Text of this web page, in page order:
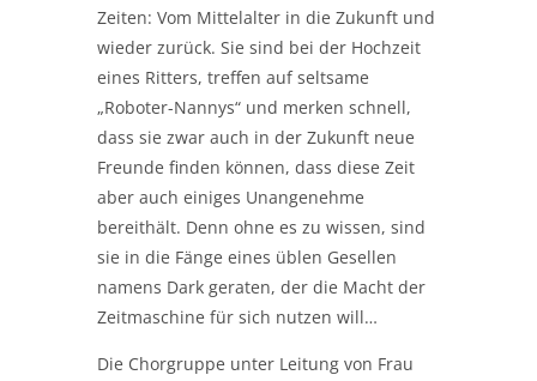
Zeiten: Vom Mittelalter in die Zukunft und
wieder zurück. Sie sind bei der Hochzeit
eines Ritters, treffen auf seltsame
„Roboter-Nannys“ und merken schnell,
dass sie zwar auch in der Zukunft neue
Freunde finden können, dass diese Zeit
aber auch einiges Unangenehme
bereithält. Denn ohne es zu wissen, sind
sie in die Fänge eines üblen Gesellen
namens Dark geraten, der die Macht der
Zeitmaschine für sich nutzen will…
Die Chorgruppe unter Leitung von Frau